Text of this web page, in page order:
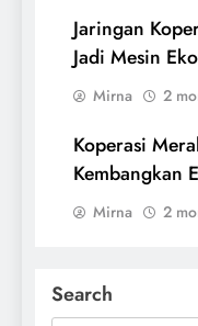
Jaringan
Jadi Mesin
Mirna 2
Koperasi
Kembangkan
Mirna 2
Search